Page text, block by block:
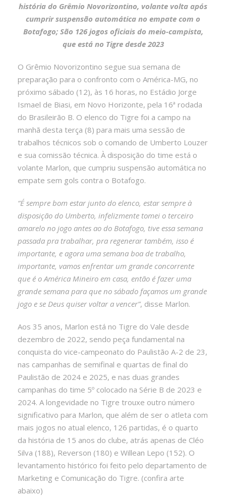
história do Grêmio Novorizontino, volante volta após
cumprir suspensão automática no empate com o
Botafogo; São 126 jogos oficiais do meio-campista,
que está no Tigre desde 2023
O Grêmio Novorizontino segue sua semana de
preparação para o confronto com o América-MG, no
próximo sábado (12), às 16 horas, no Estádio Jorge
Ismael de Biasi, em Novo Horizonte, pela 16ª rodada
do Brasileirão B. O elenco do Tigre foi a campo na
manhã desta terça (8) para mais uma sessão de
trabalhos técnicos sob o comando de Umberto Louzer
e sua comissão técnica. À disposição do time está o
volante Marlon, que cumpriu suspensão automática no
empate sem gols contra o Botafogo.
“É sempre bom estar junto do elenco, estar sempre à
disposição do Umberto, infelizmente tomei o terceiro
amarelo no jogo antes ao do Botafogo, tive essa semana
passada pra trabalhar, pra regenerar também, isso é
importante, e agora uma semana boa de trabalho,
importante, vamos enfrentar um grande concorrente
que é o América Mineiro em casa, então é fazer uma
grande semana para que no sábado façamos um grande
jogo e se Deus quiser voltar a vencer”, disse Marlon.
Aos 35 anos, Marlon está no Tigre do Vale desde
dezembro de 2022, sendo peça fundamental na
conquista do vice-campeonato do Paulistão A-2 de 23,
nas campanhas de semifinal e quartas de final do
Paulistão de 2024 e 2025, e nas duas grandes
campanhas do time 5º colocado na Série B de 2023 e
2024. A longevidade no Tigre trouxe outro número
significativo para Marlon, que além de ser o atleta com
mais jogos no atual elenco, 126 partidas, é o quarto
da história de 15 anos do clube, atrás apenas de Cléo
Silva (188), Reverson (180) e Willean Lepo (152). O
levantamento histórico foi feito pelo departamento de
Marketing e Comunicação do Tigre. (confira arte
abaixo)